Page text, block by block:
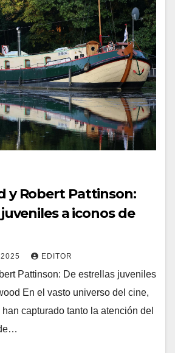
y Robert Pattinson:
a iconos de
EDITOR
Pattinson: De estrellas juveniles
En el vasto universo del cine,
capturado tanto la atención del